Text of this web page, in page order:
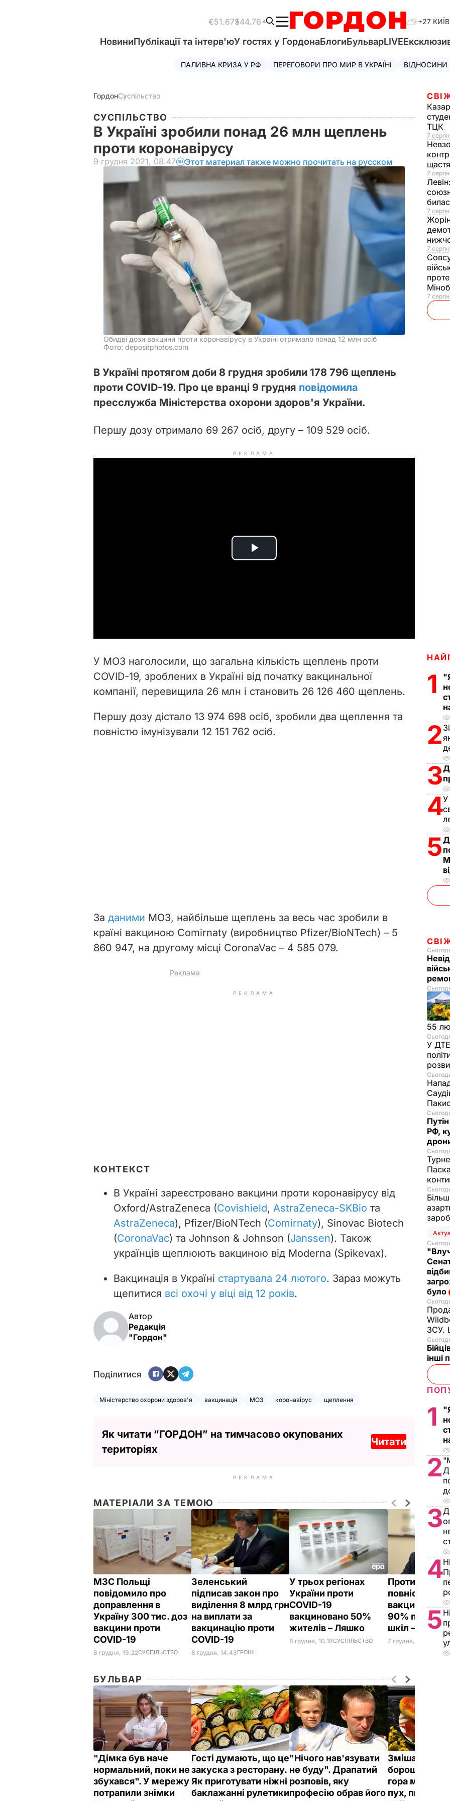
€51.67$44.76 +27 КИЇВ
НовиниПублікації та інтерв'юУ гостях у ГордонаБлогиБульварLIVE
ПАЛИВНА КРИЗА У РФ ПЕРЕГОВОРИ ПРО МИР В УКРАЇНІ
ГордонСуспільство
СУСПІЛЬСТВО
В Україні зробили понад 26 млн щеплень
проти коронавірусу
9 грудня 2021, 08.47 Этот материал также можно прочитать на русском
Обидві дози вакцини проти коронавірусу в Україні отримало понад 12 млн осіб
Фото: depositphotos.com
В Україні протягом доби 8 грудня зробили 178 796 щеплень
проти COVID-19. Про це вранці 9 грудня повідомила
пресслужба Міністерства охорони здоров'я України.
Першу дозу отримало 69 267 осіб, другу – 109 529 осіб.
РЕКЛАМА
P
i
d
e
o
У МОЗ наголосили, що загальна кількість щеплень проти
COVID-19, зроблених в Україні від початку вакцинальної
компанії, перевищила 26 млн і становить 26 126 460 щеплень.
Першу дозу дістало 13 974 698 осіб, зробили два щеплення та
повністю імунізували 12 151 762 осіб.
За даними МОЗ, найбільше щеплень за весь час зробили в
країні вакциною Comirnaty (виробництво Pfizer/BioNTech) – 5
860 947, на другому місці CoronaVac – 4 585 079.
РЕКЛАМА
КОНТЕКСТ
В Україні зареєстровано вакцини проти коронавірусу від
Oxford/AstraZeneca (Covishield, AstraZeneca-SKBio та
AstraZeneca), Pfizer/BioNTech (Comirnaty), Sinovac Biotech
(CoronaVac) та Johnson & Johnson (Janssen). Також
українців щеплюють вакциною від Moderna (Spikevax).
Вакцинація в Україні стартувала 24 лютого. Зараз можуть
щепитися всі охочі у віці від 12 років.
Автор
Редакція
"Гордон"
Поділитися
Міністерство охорони здоров'я вакцинація МОЗ коронавірус щеплення
Як читати ”ГОРДОН” на тимчасово окупованих
територіях
Читати
РЕКЛАМА
МАТЕРІАЛИ ЗА ТЕМОЮ
МЗС Польщі
повідомило про
доправлення в
Україну 300 тис. доз
вакцини проти
COVID-19
8 грудня, 19.22СУСПІЛЬСТВО
Зеленський
підписав закон про
виділення 8 млрд грн
на виплати за
вакцинацію проти
COVID-19
8 грудня, 14.43ГРОШІ
У трьох регіонах
України проти
COVID-19
вакциновано 50%
жителів – Ляшко
8 грудня, 10.18СУСПІЛЬСТВО
Проти
повністю
вакциновано
90%
шкіл –
7 грудня, 21.32
БУЛЬВАР
"Дімка був наче
нормальний, поки не
збухався". У мережу
потрапили знімки
Гості думають, що це
закуска з ресторану.
Як приготувати ніжні
баклажанні рулетики
"Нічого нав'язувати
не буду". Драпатий
розповів, яку
професію обрав його
Змішайте це з
борошном – і
гора м'яких,
пух, пиріжків
ТЦК
7
щастя
7
Левін:
7
7
7
1
2
3
4У
5
55
У
РФ,
було
ЗСУ.
інші
1
2
3
4
5